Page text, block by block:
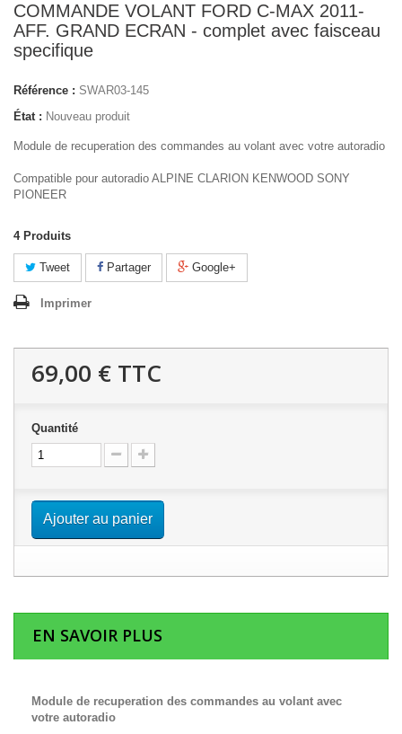
COMMANDE VOLANT FORD C-MAX 2011-
AFF. GRAND ECRAN - complet avec faisceau
specifique
Référence : SWAR03-145
État : Nouveau produit
Module de recuperation des commandes au volant avec votre autoradio
Compatible pour autoradio ALPINE CLARION KENWOOD SONY
PIONEER
4 Produits
Tweet Partager Google+
Imprimer
69,00 € TTC
Quantité
Ajouter au panier
EN SAVOIR PLUS
Module de recuperation des commandes au volant avec
votre autoradio